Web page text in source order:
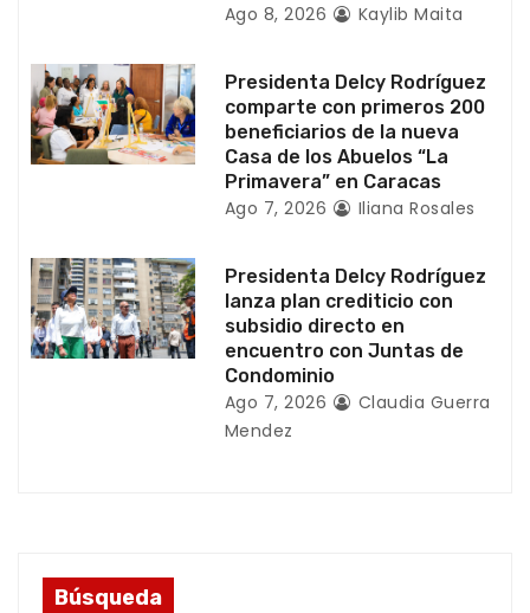
r
a
d
s
Ago 8, 2026 Kaylib Maita
Presidenta Delcy Rodríguez
comparte con primeros 200
beneficiarios de la nueva
Casa de los Abuelos “La
Primavera” en Caracas
Ago 7, 2026 Iliana Rosales
Presidenta Delcy Rodríguez
lanza plan crediticio con
subsidio directo en
encuentro con Juntas de
Condominio
Ago 7, 2026
Claudia Guerra
Mendez
Búsqueda